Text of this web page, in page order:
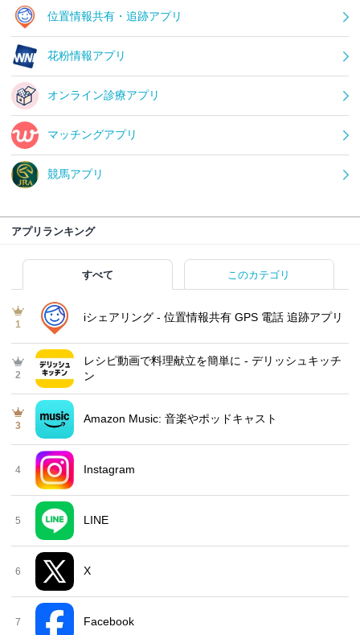
位置情報共有・追跡アプリ
花粉情報アプリ
オンライン診療アプリ
マッチングアプリ
競馬アプリ
アプリランキング
すべて このカテゴリ
1
iシェアリング - 位置情報共有 GPS 電話 追跡アプリ
2
レシピ動画で料理献立を簡単‪に - デリッシュキッチ
ン
3
Amazon Music: 音楽やポッドキャスト
4 Instagram
5 LINE
6 X
7 Facebook